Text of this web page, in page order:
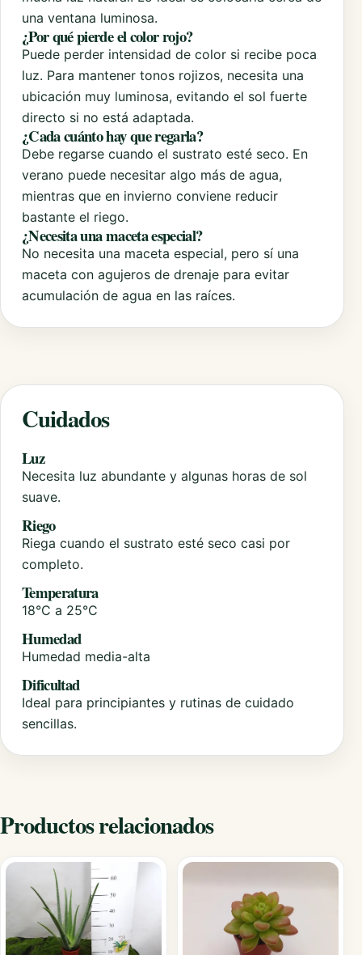
una ventana luminosa.
¿Por qué pierde el color rojo?
Puede perder intensidad de color si recibe poca
luz. Para mantener tonos rojizos, necesita una
ubicación muy luminosa, evitando el sol fuerte
directo si no está adaptada.
¿Cada cuánto hay que regarla?
Debe regarse cuando el sustrato esté seco. En
verano puede necesitar algo más de agua,
mientras que en invierno conviene reducir
bastante el riego.
¿Necesita una maceta especial?
No necesita una maceta especial, pero sí una
maceta con agujeros de drenaje para evitar
acumulación de agua en las raíces.
Cuidados
Luz
Necesita luz abundante y algunas horas de sol
suave.
Riego
Riega cuando el sustrato esté seco casi por
completo.
Temperatura
18°C a 25°C
Humedad
Humedad media-alta
Dificultad
Ideal para principiantes y rutinas de cuidado
sencillas.
Productos relacionados